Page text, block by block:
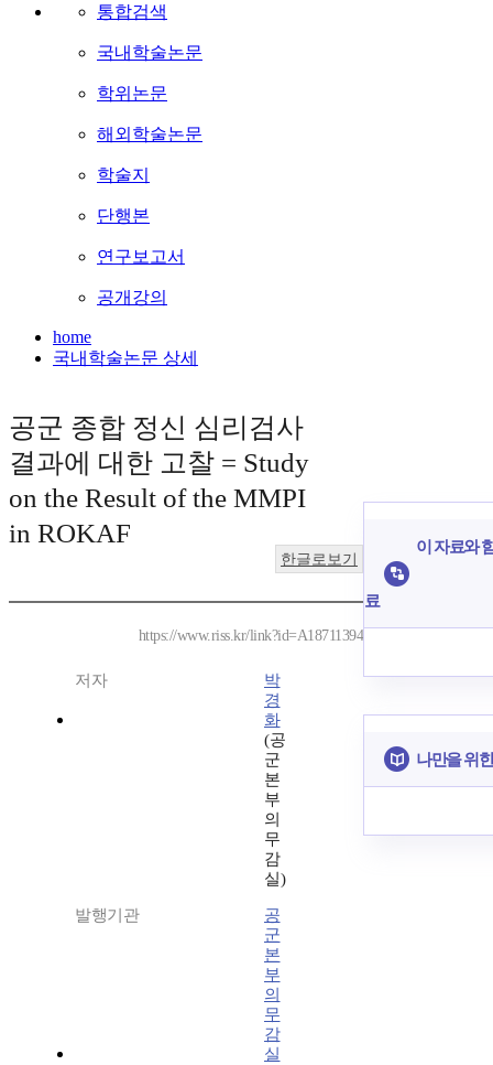
통합검색
국내학술논문
학위논문
해외학술논문
학술지
단행본
연구보고서
공개강의
home
국내학술논문 상세
공군 종합 정신 심리검사
결과에 대한 고찰 = Study
on the Result of the MMPI
in ROKAF
한글로보기
https://www.riss.kr/link?id=A18711394
저자
박
경
화
(공
군
본
부
의
무
감
실)
발행기관
공
군
본
부
의
무
감
실
이 자료와
료
나만을 위